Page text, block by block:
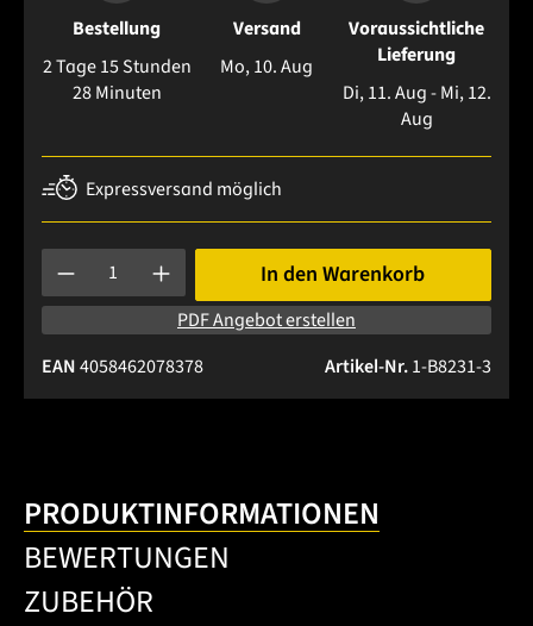
Bestellung
2 Tage 15 Stunden
28 Minuten
Versand
Mo, 10. Aug
Voraussichtliche
Lieferung
Di, 11. Aug - Mi, 12.
Aug
Expressversand möglich
Produkt Anzahl: Gib den gewünschten Wert ein oder
In den Warenkorb
PDF Angebot erstellen
Artikel-Nr.1-B8231-3
EAN4058462078378
PRODUKTINFORMATIONEN
BEWERTUNGEN
ZUBEHÖR